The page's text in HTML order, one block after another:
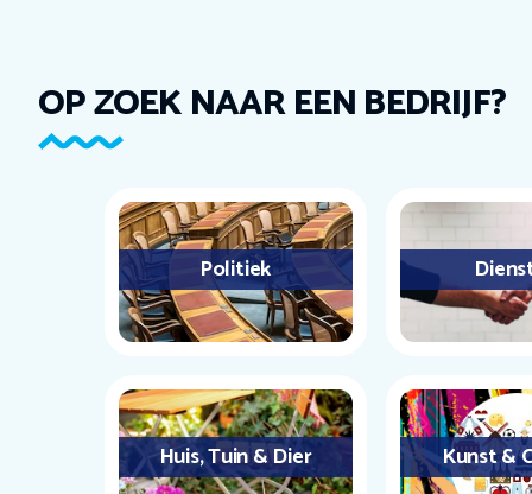
OP ZOEK NAAR EEN BEDRIJF?
Politiek
Huis, Tuin & Dier Kunst &